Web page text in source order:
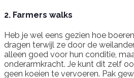
2. Farmers walks
Heb je wel eens gezien hoe
dragen terwijl ze door de
alleen goed voor hun conditie,
onderarmkracht. Je kunt dit zelf
geen koeien te vervoeren. Pak